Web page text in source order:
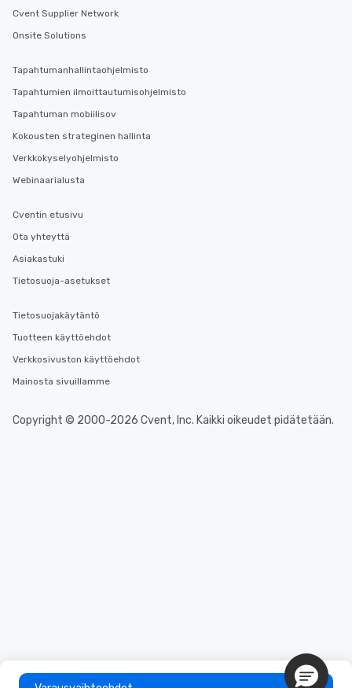
Cvent Supplier Network
Onsite Solutions
Tapahtumanhallintaohjelmisto
Tapahtumien ilmoittautumisohjelmisto
Tapahtuman mobiilisov
Kokousten strateginen hallinta
Verkkokyselyohjelmisto
Webinaarialusta
Cventin etusivu
Ota yhteyttä
Asiakastuki
Tietosuoja-asetukset
Tietosuojakäytäntö
Tuotteen käyttöehdot
Verkkosivuston käyttöehdot
Mainosta sivuillamme
Copyright © 2000-2026 Cvent, Inc. Kaikki oikeudet pidätetään.